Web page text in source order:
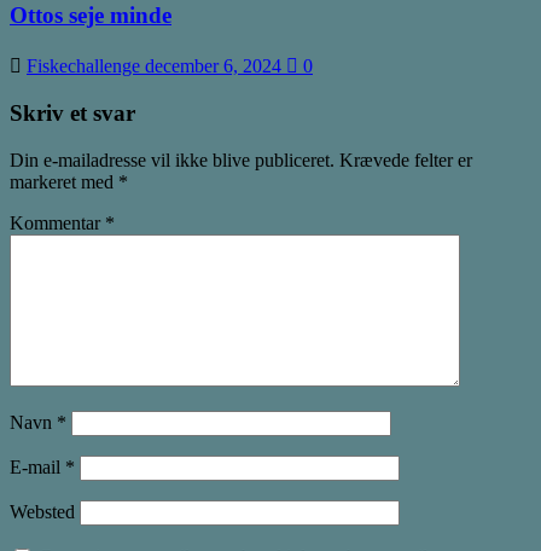
Ottos seje minde
Fiskechallenge december 6, 2024 0
Skriv et svar
Din e-mailadresse vil ikke blive publiceret. Krævede felter er
markeret med *
Kommentar *
Navn *
E-mail *
Websted